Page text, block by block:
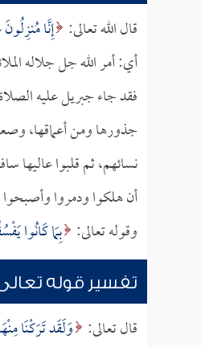
قال الله تعالى: إِنَّا
أي: أمر الله جل جلاله
فقد جاء جبريل عليه
جذورها ومن أعماقها،
نسائهم، ثم قلبوا
أن هلكوا ودمروا
وقوله تعالى: بِمَا كَانُوا
تفسير قوله
قال تعالى: وَلَقَد تَرَكْنَا